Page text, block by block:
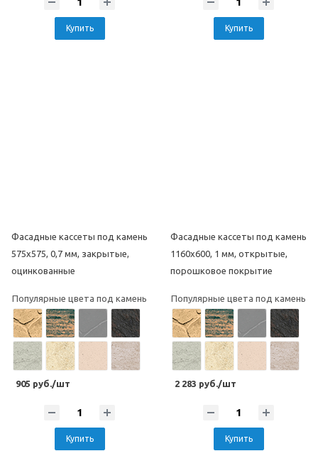
Купить Купить
Фасадные кассеты под камень
575х575, 0,7 мм, закрытые,
оцинкованные
Популярные цвета под камень
905 руб./шт
Купить
Фасадные кассеты под камень
1160х600, 1 мм, открытые,
порошковое покрытие
Популярные цвета под камень
2 283 руб./шт
Купить